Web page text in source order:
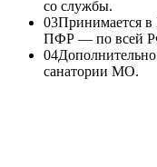
со службы.
03Принимается
ПФР — по всей
04
санатории МО.